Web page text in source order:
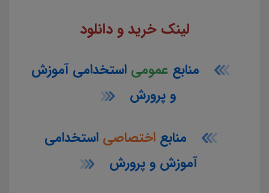
لینک خرید و دانلود
منابع عمومی استخدامی آموزش
و پرورش
منابعاختصاصیاستخدامی
آموزش و پرورش